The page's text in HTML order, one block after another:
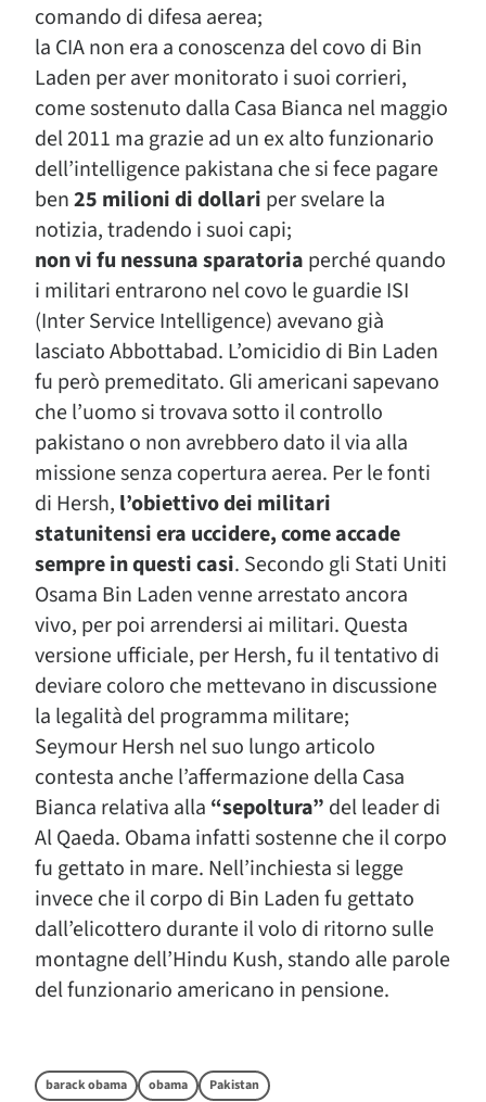
comando di difesa aerea;
la CIA non era a conoscenza del covo di Bin
Laden per aver monitorato i suoi corrieri,
come sostenuto dalla Casa Bianca nel maggio
del 2011 ma grazie ad un ex alto funzionario
dell’intelligence pakistana che si fece pagare
ben25 milioni di dollari per svelare la
notizia, tradendo i suoi capi;
non vi fu nessuna sparatoria perché quando
i militari entrarono nel covo le guardie ISI
(Inter Service Intelligence) avevano già
lasciato Abbottabad. L’omicidio di Bin Laden
fu però premeditato. Gli americani sapevano
che l’uomo si trovava sotto il controllo
pakistano o non avrebbero dato il via alla
missione senza copertura aerea. Per le fonti
di Hersh, l’obiettivo dei militari
statunitensi era uccidere, come accade
sempre in questi casi. Secondo gli Stati Uniti
Osama Bin Laden venne arrestato ancora
vivo, per poi arrendersi ai militari. Questa
versione ufficiale, per Hersh, fu il tentativo di
deviare coloro che mettevano in discussione
la legalità del programma militare;
Seymour Hersh nel suo lungo articolo
contesta anche l’affermazione della Casa
Bianca relativa alla “sepoltura” del leader di
Al Qaeda. Obama infatti sostenne che il corpo
fu gettato in mare. Nell’inchiesta si legge
invece che il corpo di Bin Laden fu gettato
dall’elicottero durante il volo di ritorno sulle
montagne dell’Hindu Kush, stando alle parole
del funzionario americano in pensione.
barack obama obama Pakistan